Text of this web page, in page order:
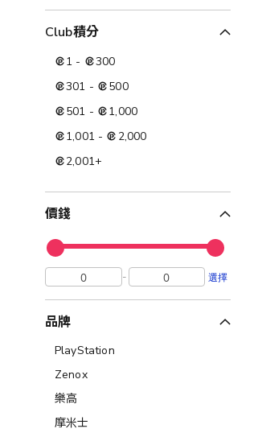
Club積分
1 -
300
301 -
500
501 -
1,000
1,001 -
2,000
2,001+
價錢
- 選擇
品牌
PlayStation
Zenox
樂高
摩米士